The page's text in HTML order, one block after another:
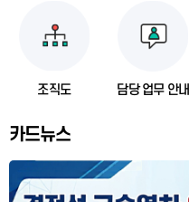
조직도 담당 업무 안내
카드뉴스